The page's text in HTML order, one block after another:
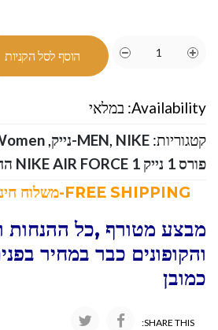
הוסף לסל הקניות
Availability: במלאי
קטגוריות:
MEN, NIKE-נייק ,
פורס 1 נייק NIKE AIR FORCE 1 החל מ 249₪
מבצע מטורף ,כל ההנחות
והקופונים כבר במחיר
כמובן
SHARE THIS: